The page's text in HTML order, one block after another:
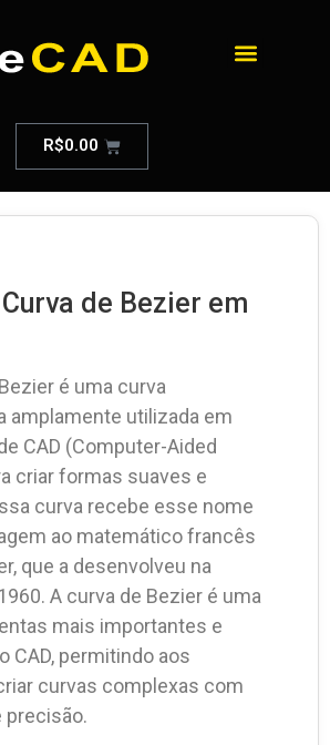
R$0.00
de Bezier em
é uma curva
amplamente utilizada em
CAD (Computer-Aided
criar formas suaves e
curva recebe esse nome
ao matemático francês
que a desenvolveu na
A curva de Bezier é uma
mais importantes e
CAD, permitindo aos
curvas complexas com
precisão.